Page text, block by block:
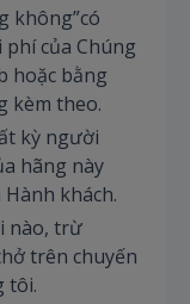
không”có
phí của Chúng
hoặc bằng
kèm theo.
kỳ người
hãng này
khách.
nào, trừ
trên chuyến
tôi.